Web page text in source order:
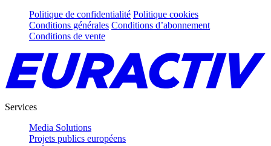
Politique de confidentialité Politique cookies
Conditions générales Conditions d’abonnement
Conditions de vente
Services
Media Solutions
Projets publics européens